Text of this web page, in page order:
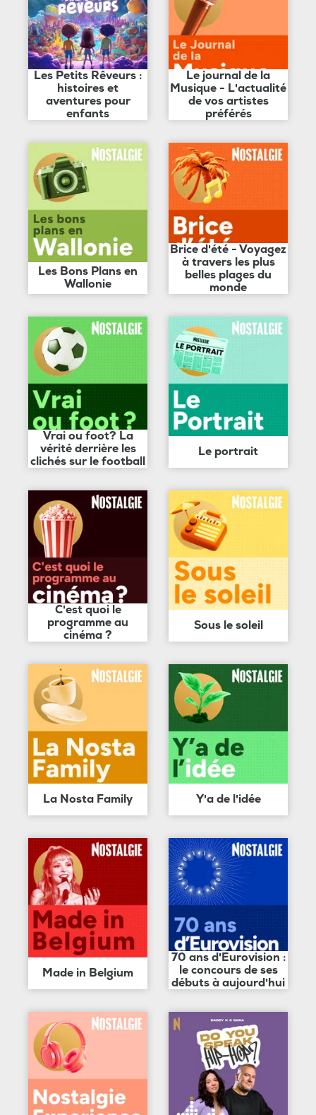
Les Petits Rêveurs :
histoires et
aventures pour
enfants
Le journal de la
Musique - L'actualité
de vos artistes
préférés
Les Bons Plans en
Wallonie
Brice d'été - Voyagez
à travers les plus
belles plages du
monde
Vrai ou foot? La
vérité derrière les
clichés sur le football
Le portrait
C'est quoi le
programme au
cinéma ?
Sous le soleil
La Nosta Family Y'a de l'idée
Made in Belgium
70 ans d'Eurovision :
le concours de ses
débuts à aujourd'hui